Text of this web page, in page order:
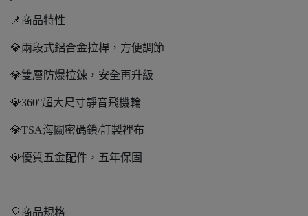
📌商品特性
💎兩段式鋁合金拉桿，方便調節
💎雙層防爆拉鍊，安全再升級
💎360°超大尺寸靜音飛機輪
💎TSA海關密碼鎖/訂製裡布
💎優質五金配件，五年保固
🎈商品規格